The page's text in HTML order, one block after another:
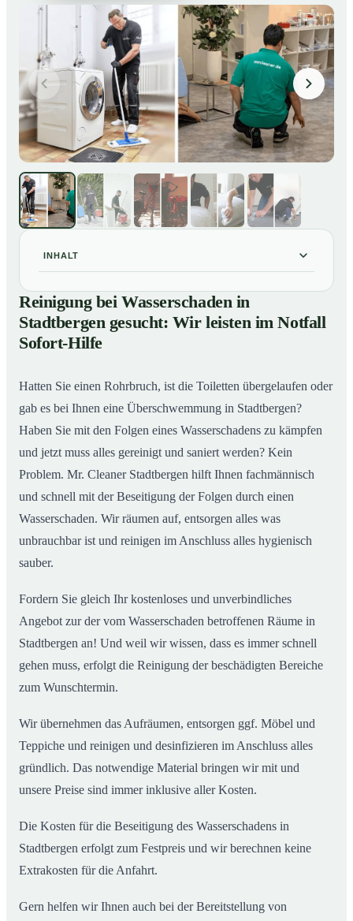
INHALT
01Reinigung bei Wasserschaden in Stadtbergen gesucht:
Wir leisten im Notfall Sofort-Hilfe
So läuft die Reinigung nach Wasserschaden in
Stadtbergen ab
Reinigung bei Wasserschaden in
Stadtbergen gesucht: Wir leisten im Notfall
Sofort-Hilfe
Hatten Sie einen Rohrbruch, ist die Toiletten übergelaufen oder
gab es bei Ihnen eine Überschwemmung in Stadtbergen?
Haben Sie mit den Folgen eines Wasserschadens zu kämpfen
und jetzt muss alles gereinigt und saniert werden? Kein
Problem. Mr. Cleaner Stadtbergen hilft Ihnen fachmännisch
und schnell mit der Beseitigung der Folgen durch einen
Wasserschaden. Wir räumen auf, entsorgen alles was
unbrauchbar ist und reinigen im Anschluss alles hygienisch
sauber.
Fordern Sie gleich Ihr kostenloses und unverbindliches
Angebot zur der vom Wasserschaden betroffenen Räume in
Stadtbergen an! Und weil wir wissen, dass es immer schnell
gehen muss, erfolgt die Reinigung der beschädigten Bereiche
zum Wunschtermin.
Wir übernehmen das Aufräumen, entsorgen ggf. Möbel und
Teppiche und reinigen und desinfizieren im Anschluss alles
gründlich. Das notwendige Material bringen wir mit und
unsere Preise sind immer inklusive aller Kosten.
Die Kosten für die Beseitigung des Wasserschadens in
Stadtbergen erfolgt zum Festpreis und wir berechnen keine
Extrakosten für die Anfahrt.
Gern helfen wir Ihnen auch bei der Bereitstellung von